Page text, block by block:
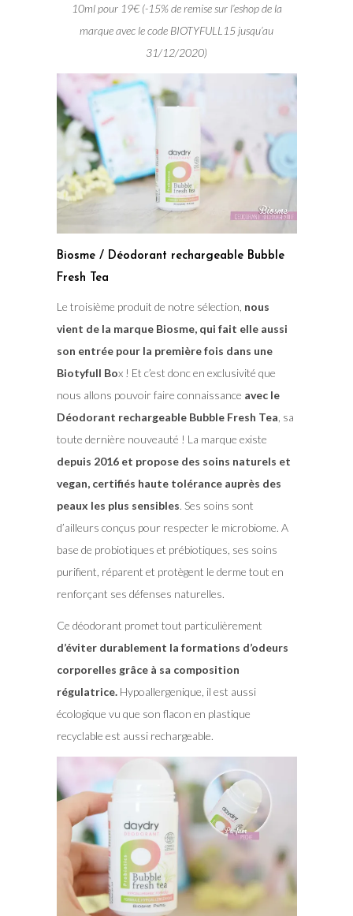
10ml pour 19€ (-15% de remise sur l’eshop de la
marque avec le code BIOTYFULL15 jusqu’au
31/12/2020)
Biosme / Déodorant rechargeable Bubble
Fresh Tea
Le troisième produit de notre sélection, nous
vient de la marque Biosme, qui fait elle aussi
son entrée pour la première fois dans une
Biotyfull Box ! Et c’est donc en exclusivité que
nous allons pouvoir faire connaissance avec le
Déodorant rechargeable Bubble Fresh Tea , sa
toute dernière nouveauté ! La marque existe
depuis 2016 et propose des soins naturels et
vegan, certifiés haute tolérance auprès des
peaux les plus sensibles. Ses soins sont
d’ailleurs conçus pour respecter le microbiome. A
base de probiotiques et prébiotiques, ses soins
purifient, réparent et protègent le derme tout en
renforçant ses défenses naturelles.
Ce déodorant promet tout particulièrement
d’éviter durablement la formations d’odeurs
corporelles grâce à sa composition
régulatrice.Hypoallergenique, il est aussi
écologique vu que son flacon en plastique
recyclable est aussi rechargeable.